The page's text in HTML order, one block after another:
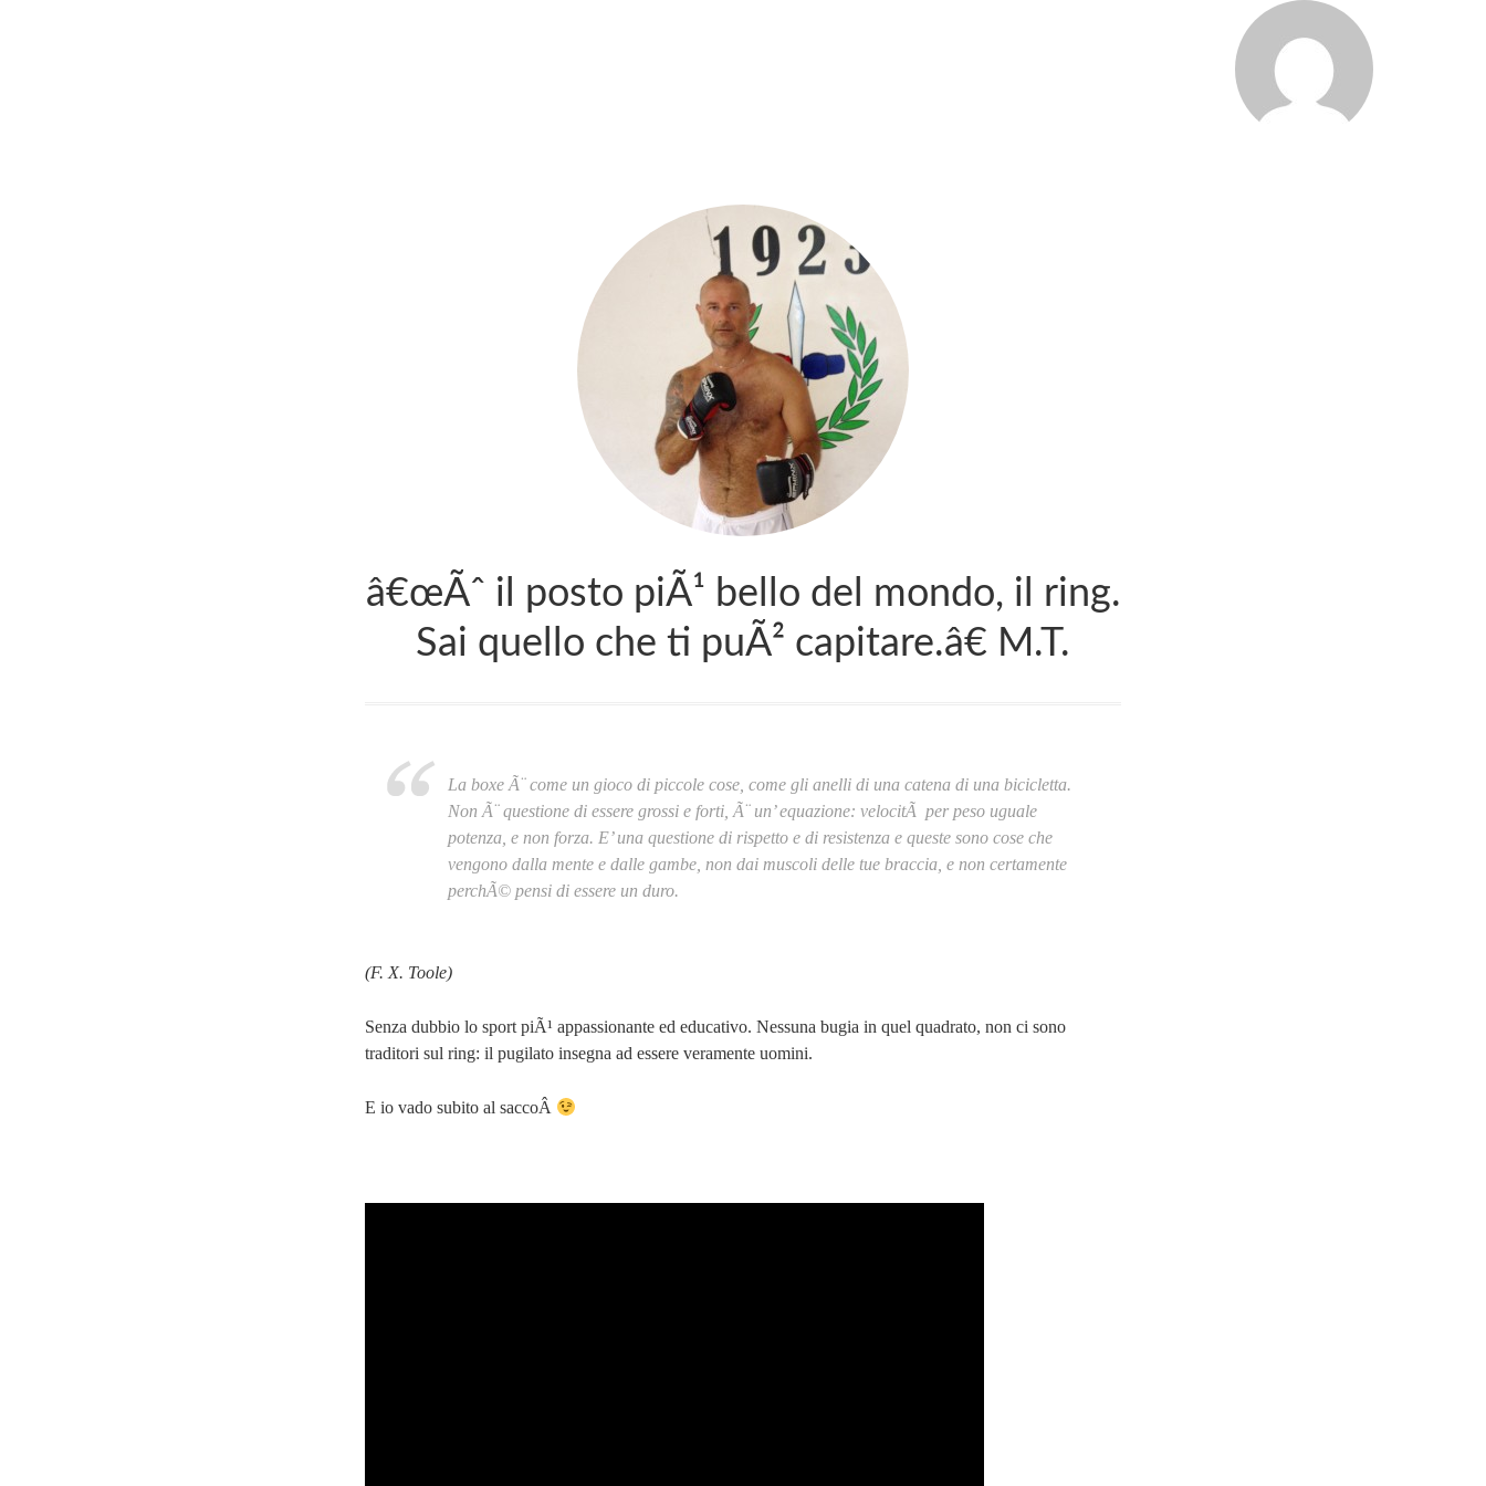
â€œÃˆ il posto piÃ¹ bello del mondo, il ring.
Sai quello che ti puÃ² capitare.â€ M.T.
La boxe Ã¨ come un gioco di piccole cose, come gli anelli di una catena di una bicicletta.
Non Ã¨ questione di essere grossi e forti, Ã¨ un’ equazione: velocitÃ per peso uguale
potenza, e non forza. E’ una questione di rispetto e di resistenza e queste sono cose che
vengono dalla mente e dalle gambe, non dai muscoli delle tue braccia, e non certamente
perchÃ© pensi di essere un duro.
(F. X. Toole)
Senza dubbio lo sport piÃ¹ appassionante ed educativo. Nessuna bugia in quel quadrato, non ci sono
traditori sul ring: il pugilato insegna ad essere veramente uomini.
E io vado subito al saccoÂ